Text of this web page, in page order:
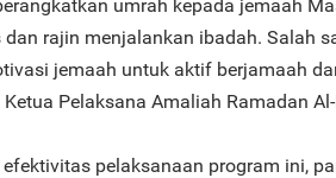
umrah kepada jemaah
dan rajin menjalankan ibadah. Salah
jemaah untuk aktif berjamaah
Ketua Pelaksana Amaliah Ramadan
efektivitas pelaksanaan program ini,